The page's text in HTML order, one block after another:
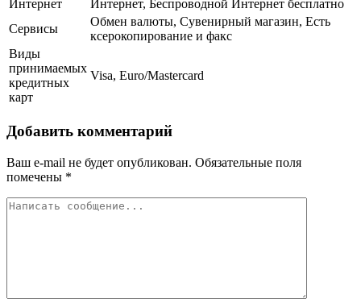
Интернет
Интернет, Беспроводной Интернет бесплатно
Сервисы
Обмен валюты, Сувенирный магазин, Есть
ксерокопирование и факс
Виды
принимаемых
кредитных
карт
Visa, Euro/Mastercard
Добавить комментарий
Ваш e-mail не будет опубликован. Обязательные поля
помечены *